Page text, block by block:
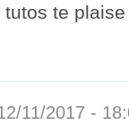
tutos te
11/2017 -